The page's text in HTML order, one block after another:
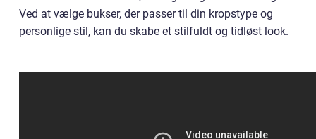
Ved at vælge bukser, der passer til din kropstype og
personlige stil, kan du skabe et stilfuldt og tidløst look.